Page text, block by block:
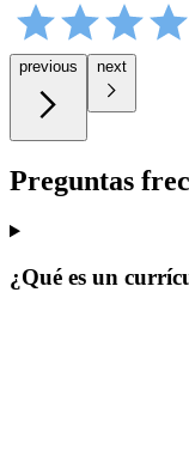
previous next
Preguntas
¿Qué es un